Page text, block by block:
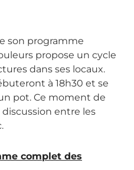
son programme
propose un cycle
dans ses locaux.
à 18h30 et se
pot. Ce moment de
entre les
complet des